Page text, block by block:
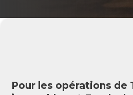
Pour les opérations de